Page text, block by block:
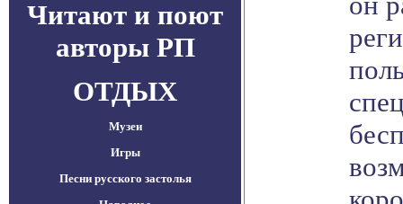
Читают и поют
авторы РП
ОТДЫХ
Музеи
Игры
Песни русского застолья